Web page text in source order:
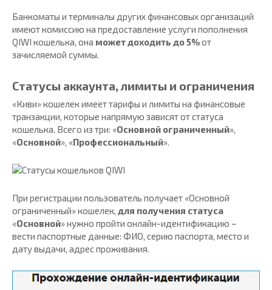
Банкоматы и терминалы других финансовых организаций
имеют комиссию на предоставление услуги пополнения
QIWI кошелька, она может доходить до 5%от
зачисляемой суммы.
Статусы аккаунта, лимиты и ограничения
«Киви» кошелек имеет тарифы и лимиты на финансовые
транзакции, которые напрямую зависят от статуса
кошелька. Всего из три: «Основной ограниченный»,
«Основной», «Профессиональный».
При регистрации пользователь получает «Основной
ограниченный» кошелек, для получения статуса
«Основной» нужно пройти онлайн-идентификацию –
вести паспортные данные: ФИО, серию паспорта, место и
дату выдачи, адрес проживания.